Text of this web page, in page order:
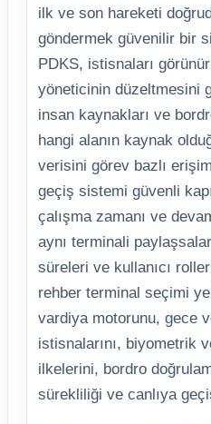
ilk ve son hareketi
göndermek güvenilir bir
PDKS, istisnaları
yöneticinin düzeltmesini
insan kaynakları ve
hangi alanın kaynak
verisini görev bazlı
geçiş sistemi güvenli
çalışma zamanı ve
aynı terminali
süreleri ve kullanıcı
rehber terminal seçimi
vardiya motorunu, gece
istisnalarını, biyometrik
ilkelerini, bordro
sürekliliği ve canlıya